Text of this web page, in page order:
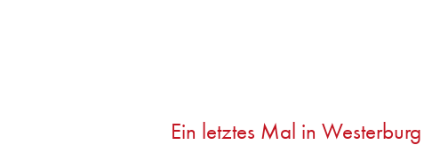
Ein letztes Mal in Westerburg